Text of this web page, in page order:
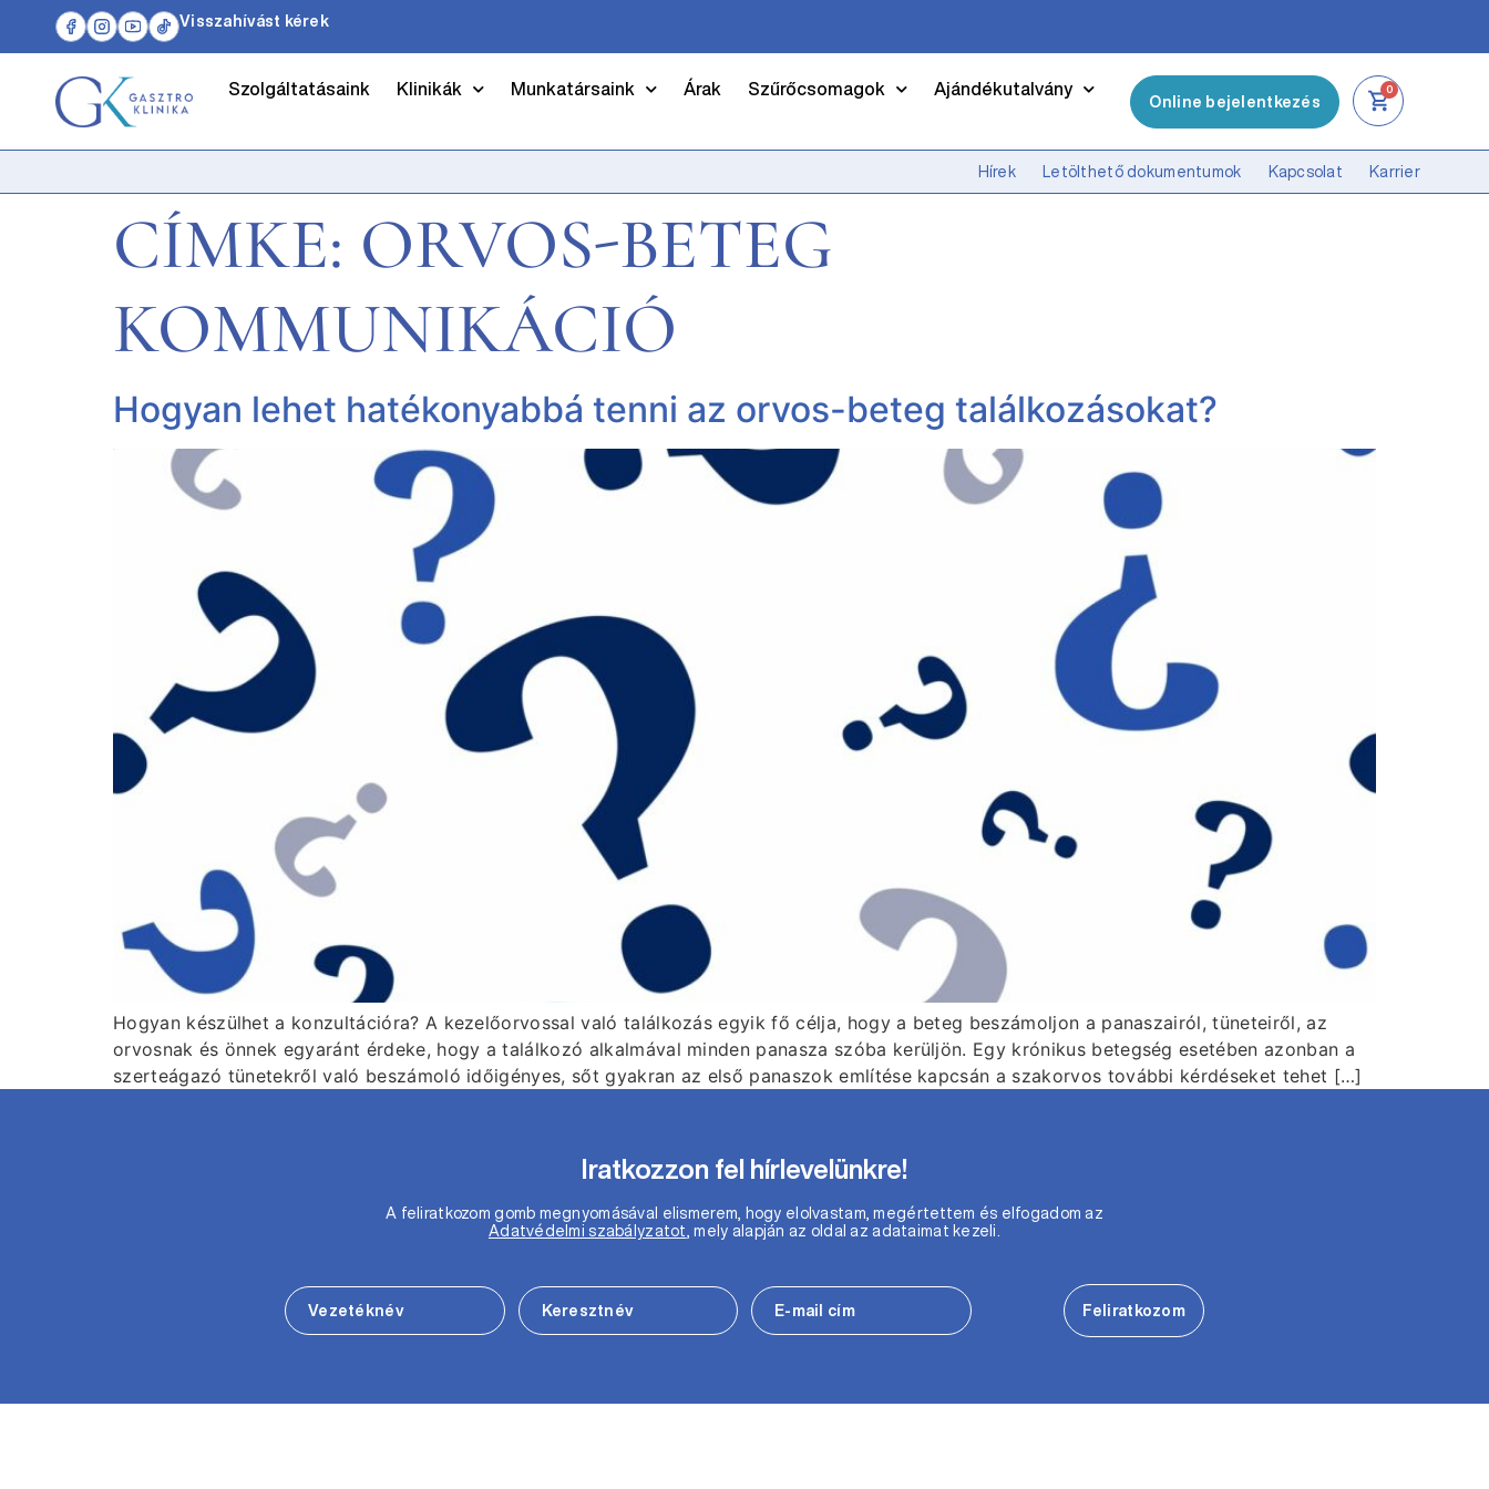
Visszahívást kérek
Szolgáltatásaink Klinikák Munkatársaink Árak Szűrőcsomagok Ajándékutalvány
Online bejelentkezés
0
Hírek Letölthető dokumentumok Kapcsolat Karrier
CÍMKE: ORVOS-BETEG
KOMMUNIKÁCIÓ
Hogyan lehet hatékonyabbá tenni az orvos-beteg találkozásokat?
Hogyan készülhet a konzultációra? A kezelőorvossal való találkozás egyik fő célja, hogy a beteg beszámoljon a panaszairól, tüneteiről, az
orvosnak és önnek egyaránt érdeke, hogy a találkozó alkalmával minden panasza szóba kerüljön. Egy krónikus betegség esetében azonban a
szerteágazó tünetekről való beszámoló időigényes, sőt gyakran az első panaszok említése kapcsán a szakorvos további kérdéseket tehet […]
Iratkozzon fel hírlevelünkre!
A feliratkozom gomb megnyomásával elismerem, hogy elolvastam, megértettem és elfogadom az
Adatvédelmi szabályzatot , mely alapján az oldal az adataimat kezeli.
Feliratkozom